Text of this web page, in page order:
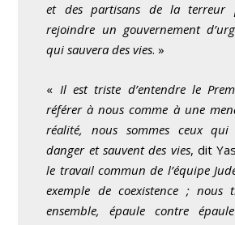
et des partisans de la terreur
rejoindre un gouvernement
qui sauvera des vies. »
« Il est triste d’entendre le
référer à nous comme à une
réalité, nous sommes ceux
danger et sauvent des vies, dit
le travail commun de l’équipe
exemple de coexistence ; nous
ensemble, épaule contre